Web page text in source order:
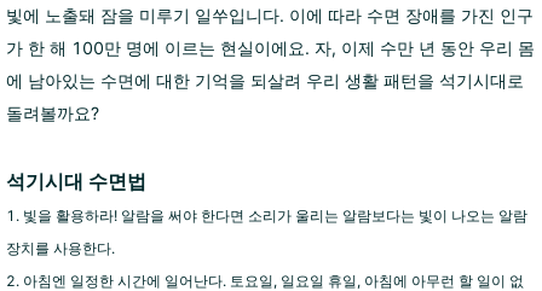
빛에 노출돼 잠을 미루기 일쑤입니다. 이에 따라 수면 장애를 가진 인구
가 한 해 100만 명에 이르는 현실이에요. 자, 이제 수만 년 동안 우리 몸
에 남아있는 수면에 대한 기억을 되살려 우리 생활 패턴을 석기시대로
돌려볼까요?
석기시대 수면법
1. 빛을 활용하라! 알람을 써야 한다면 소리가 울리는 알람보다는 빛이 나오는 알람
장치를 사용한다.
2. 아침엔 일정한 시간에 일어난다. 토요일, 일요일 휴일, 아침에 아무런 할 일이 없